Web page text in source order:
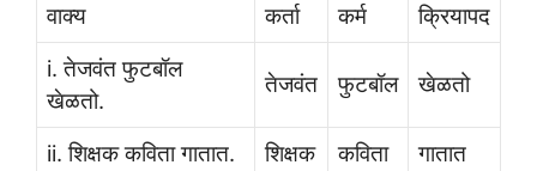
वाक्य कर्ता कर्म
क्रियापद
i. तेजवंत फुटबॉल
खेळतो.
तेजवंत फुटबॉल खेळतो
ii. शिक्षक कविता गातात. शिक्षक कविता
गातात